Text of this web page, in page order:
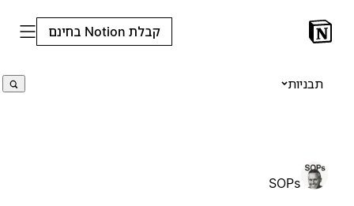
קבלת Notion בחינם
תבניות
SOPs